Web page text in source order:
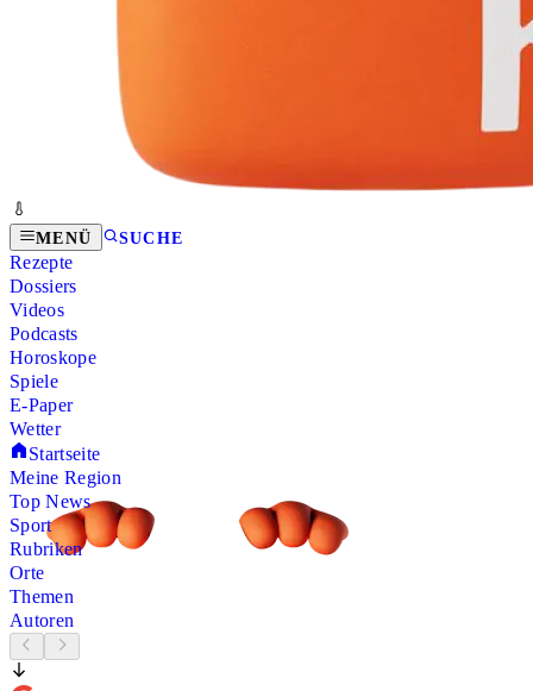
MENÜ SUCHE
Rezepte
Dossiers
Videos
Podcasts
Horoskope
Spiele
E-Paper
Wetter
Startseite
Meine Region
Top News
Sport
Rubriken
Orte
Themen
Autoren